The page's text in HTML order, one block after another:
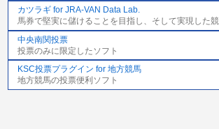
カツラギ for JRA-VAN Data Lab.
馬券で堅実に儲けることを目指し、そして実現した
中央南関投票
投票のみに限定したソフト
KSC投票プラグイン for 地方競馬
地方競馬の投票便利ソフト